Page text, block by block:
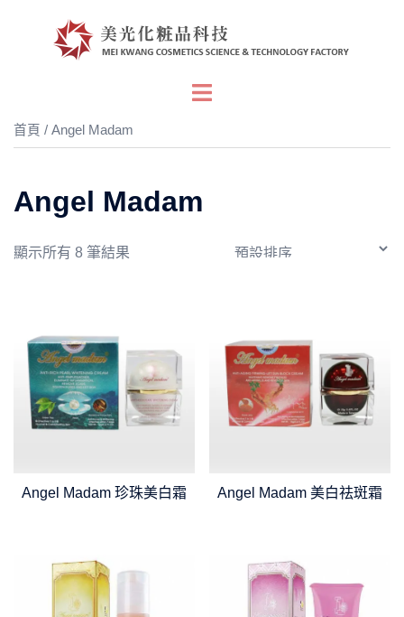
Toggle
首頁 / Angel Madam
Angel Madam
顯示所有 8 筆結果
Angel Madam 珍珠美白霜 Angel Madam 美白祛斑霜